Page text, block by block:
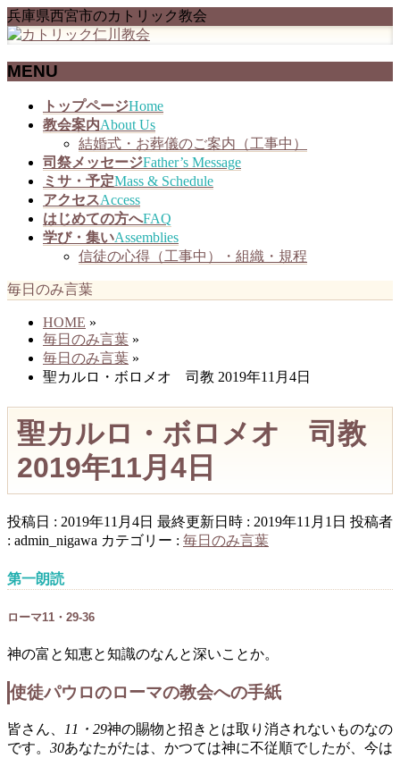
兵庫県西宮市のカトリック教会
MENU
トップページHome
教会案内About Us
結婚式・お葬儀のご案内（工事中）
司祭メッセージFather’s Message
ミサ・予定Mass & Schedule
アクセスAccess
はじめての方へFAQ
学び・集いAssemblies
信徒の心得（工事中）・組織・規程
毎日のみ言葉
HOME »
毎日のみ言葉 »
毎日のみ言葉 »
聖カルロ・ボロメオ 司教 2019年11月4日
聖カルロ・ボロメオ 司教
2019年11月4日
投稿日 : 2019年11月4日 最終更新日時 : 2019年11月1日 投稿者
: admin_nigawa カテゴリー : 毎日のみ言葉
第一朗読
ローマ11・29-36
神の富と知恵と知識のなんと深いことか。
使徒パウロのローマの教会への手紙
皆さん、 11・29神の賜物と招きとは取り消されないものなの
です。 30あなたがたは、かつては神に不従順でしたが、今は